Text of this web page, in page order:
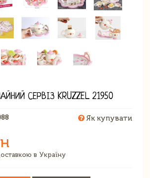
СЕРВІЗ KRUZZEL 21950
Як купувати
в Україну